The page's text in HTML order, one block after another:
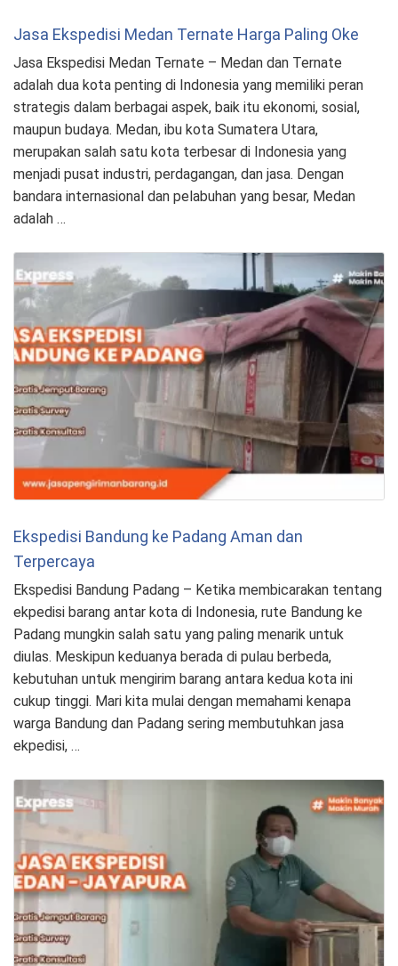
Jasa Ekspedisi Medan Ternate Harga Paling Oke
Jasa Ekspedisi Medan Ternate – Medan dan Ternate
adalah dua kota penting di Indonesia yang memiliki peran
strategis dalam berbagai aspek, baik itu ekonomi, sosial,
maupun budaya. Medan, ibu kota Sumatera Utara,
merupakan salah satu kota terbesar di Indonesia yang
menjadi pusat industri, perdagangan, dan jasa. Dengan
bandara internasional dan pelabuhan yang besar, Medan
adalah …
Ekspedisi Bandung ke Padang Aman dan
Terpercaya
Ekspedisi Bandung Padang – Ketika membicarakan tentang
ekpedisi barang antar kota di Indonesia, rute Bandung ke
Padang mungkin salah satu yang paling menarik untuk
diulas. Meskipun keduanya berada di pulau berbeda,
kebutuhan untuk mengirim barang antara kedua kota ini
cukup tinggi. Mari kita mulai dengan memahami kenapa
warga Bandung dan Padang sering membutuhkan jasa
ekpedisi, …